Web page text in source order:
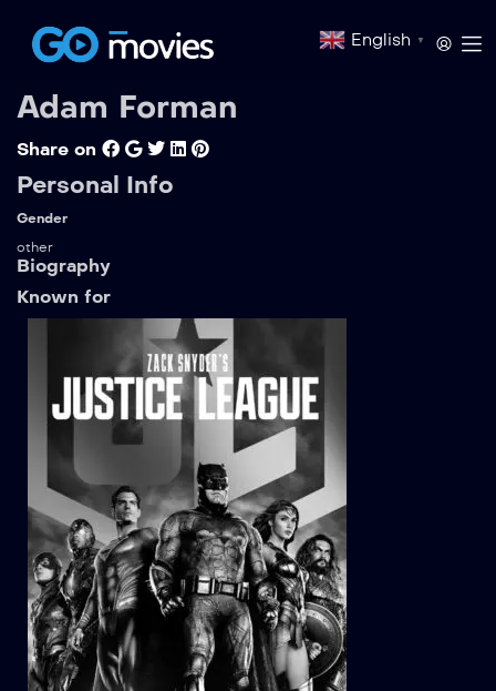
English ▼
Adam Forman
Share on
Personal Info
Gender
other
Biography
Known for